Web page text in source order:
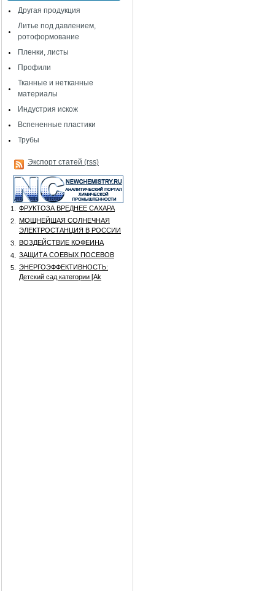
Другая продукция
Литье под давлением,
ротоформование
Пленки, листы
Профили
Тканные и нетканные
материалы
Индустрия искож
Вспененные пластики
Трубы
Экспорт статей (rss)
1.
ФРУКТОЗА ВРЕДНЕЕ САХАРА
2.
МОЩНЕЙШАЯ СОЛНЕЧНАЯ
ЭЛЕКТРОСТАНЦИЯ В РОССИИ
3.
ВОЗДЕЙСТВИЕ КОФЕИНА
4.
ЗАЩИТА СОЕВЫХ ПОСЕВОВ
5.
ЭНЕРГОЭФФЕКТИВНОСТЬ:
Детский сад категории [Аk